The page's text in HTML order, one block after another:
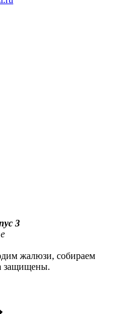
3
жалюзи, собираем
защищены.